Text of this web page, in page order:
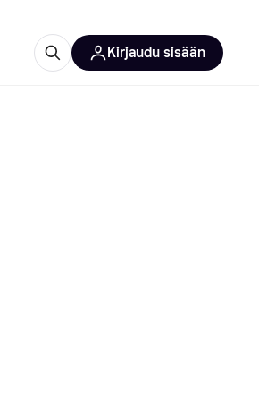
Kirjaudu sisään